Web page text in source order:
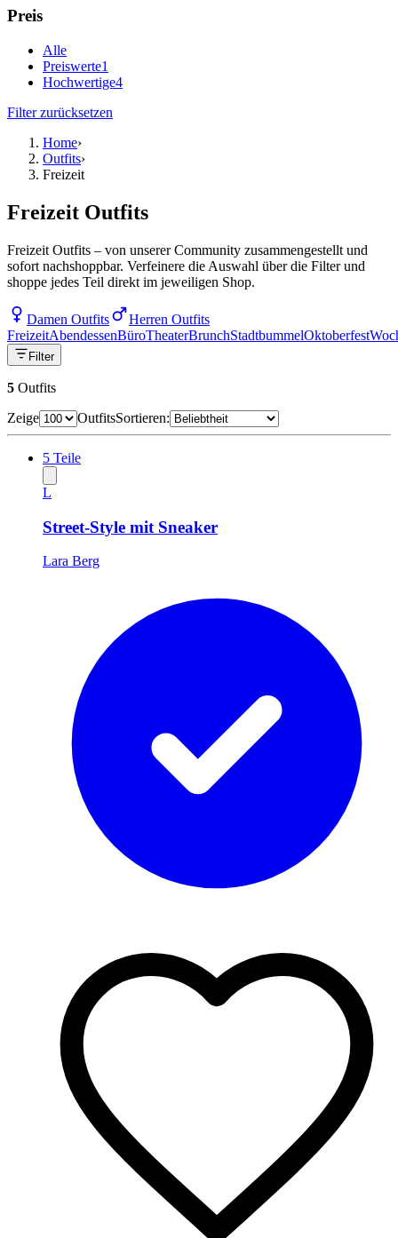
Preis
Alle
Preiswerte1
Hochwertige4
Filter zurücksetzen
Home›
Outfits›
Freizeit
Freizeit Outfits
Freizeit Outfits – von unserer Community zusammengestellt und
sofort nachshoppbar. Verfeinere die Auswahl über die Filter und
shoppe jedes Teil direkt im jeweiligen Shop.
Damen Outfits
Herren Outfits
FreizeitAbendessenBüroTheaterBrunchStadtbummelOktoberfest
Filter
5 Outfits
Zeige
OutfitsSortieren:
5 Teile
L
Street-Style mit Sneaker
Lara Berg